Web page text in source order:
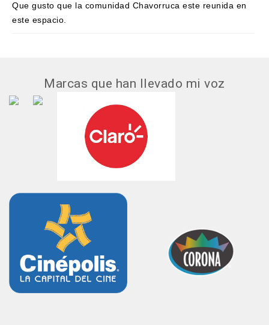
Que gusto que la comunidad Chavorruca este reunida en
este espacio.
Marcas que han llevado mi voz